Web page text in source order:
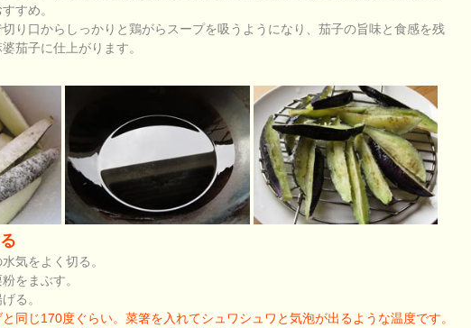
すめ。
り口からしっかりと鶏がらスープを吸うようになり、茄子の旨味と食感を残
茄子に仕上がります。
気をよく切る。
をまぶす。
る。
同じ170度ぐらい。菜箸を入れてシュワシュワと気泡が出るような温度です。